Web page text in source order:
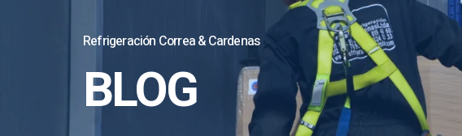
Refrigeración Correa & Cardenas
BLOG